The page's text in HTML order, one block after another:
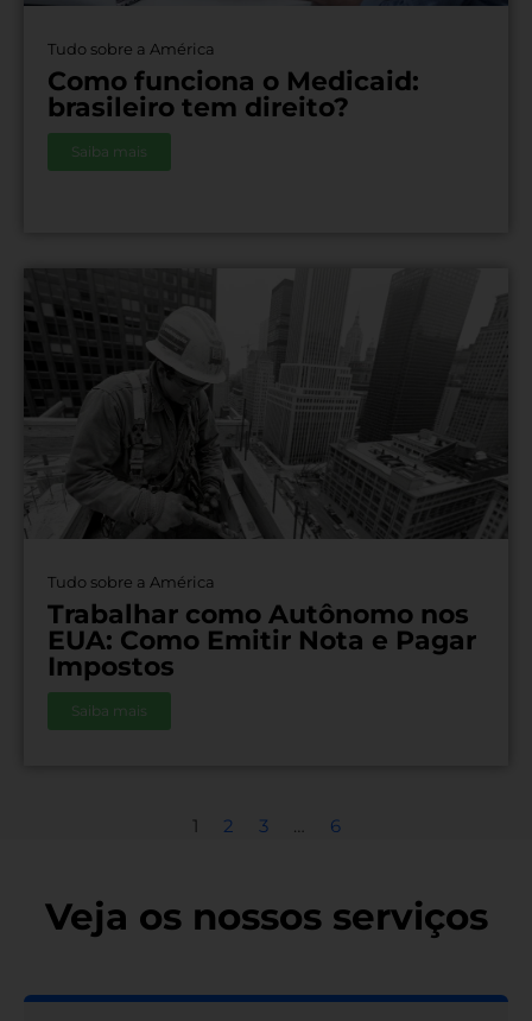
Tudo sobre a América
Como funciona o Medicaid:
brasileiro tem direito?
Saiba mais
Tudo sobre a América
Trabalhar como Autônomo nos
EUA: Como Emitir Nota e Pagar
Impostos
Saiba mais
1 2 3 … 6
Veja os nossos serviços